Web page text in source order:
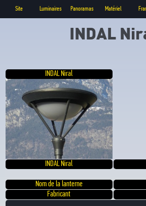
Site Luminaires Panoramas Matériel
INDAL
INDAL Niral
INDAL Niral
Nom de la lanterne
Fabricant